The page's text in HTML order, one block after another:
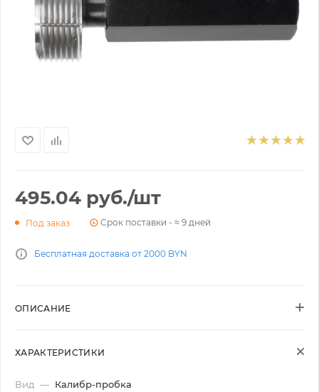
495.04 руб./шт
Под заказ Срок поставки - ≈ 9 дней
Бесплатная доставка от 2000 BYN
ОПИСАНИЕ
ХАРАКТЕРИСТИКИ
Вид — Калибр-пробка